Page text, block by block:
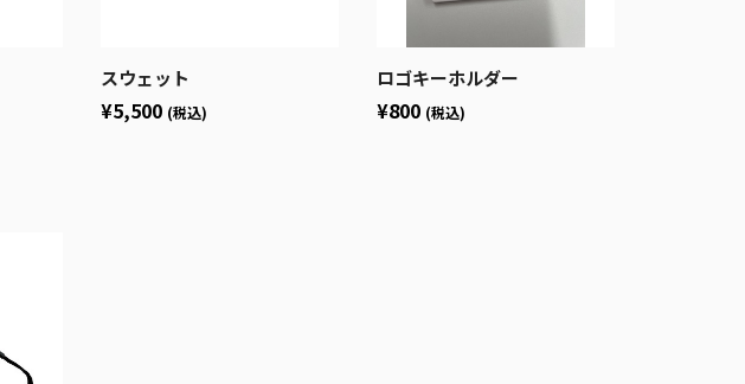
スウェット
¥5,500 (税込)
ロゴキーホルダー
¥800 (税込)